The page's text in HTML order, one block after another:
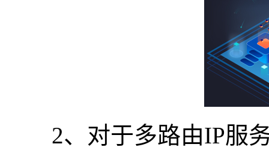
2、对于多路由IP服